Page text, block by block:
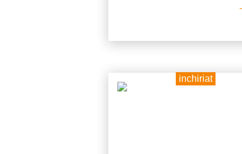
inchiriat